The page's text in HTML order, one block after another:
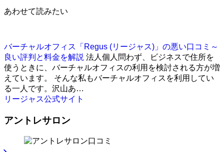
あわせて読みたい
バーチャルオフィス「Regus (リージャス)」の悪い口コミ～
良い評判と料金を解説 法人個人問わず、ビジネスで住所を
使うときに、バーチャルオフィスの利用を検討される方が増
えています。 そんな私もバーチャルオフィスを利用してい
る一人です。沢山あ…
リージャス公式サイト
アントレサロン